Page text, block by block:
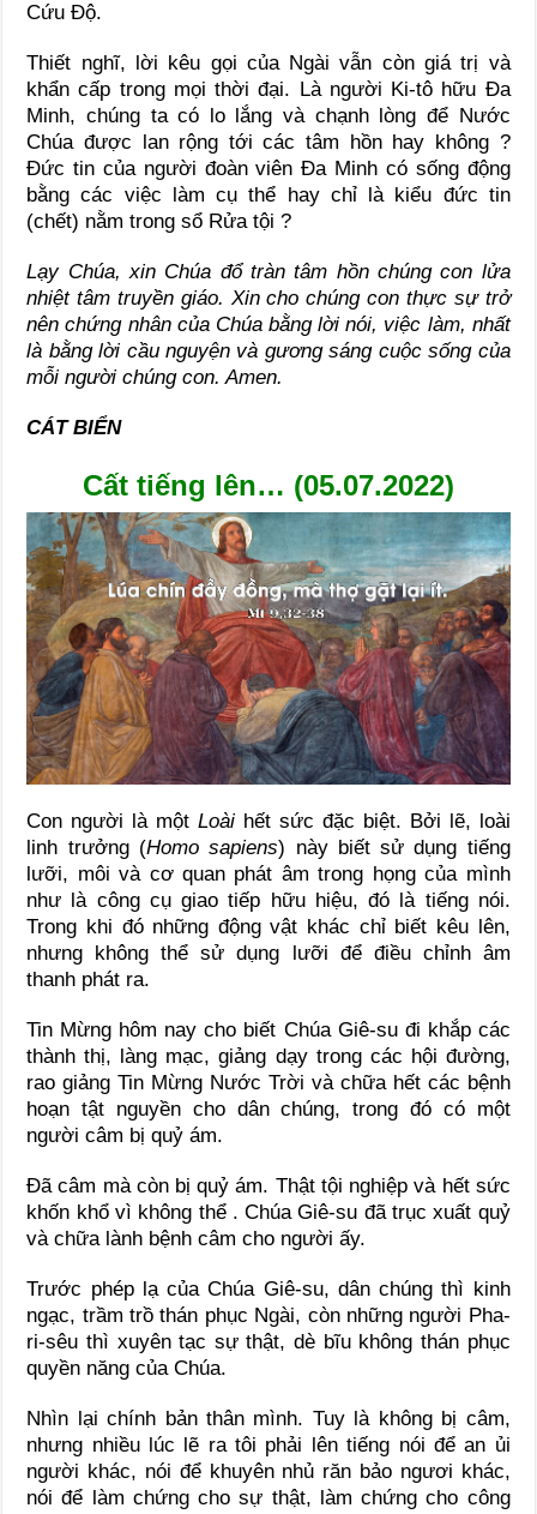
Cứu Độ.
Thiết nghĩ, lời kêu gọi của Ngài vẫn còn giá trị và
khẩn cấp trong mọi thời đại. Là người Ki-tô hữu Đa
Minh, chúng ta có lo lắng và chạnh lòng để Nước
Chúa được lan rộng tới các tâm hồn hay không ?
Ðức tin của người đoàn viên Đa Minh có sống động
bằng các việc làm cụ thể hay chỉ là kiểu đức tin
(chết) nằm trong sổ Rửa tội ?
Lạy Chúa, xin Chúa đổ tràn tâm hồn chúng con lửa
nhiệt tâm truyền giáo. Xin cho chúng con thực sự trở
nên chứng nhân của Chúa bằng lời nói, việc làm, nhất
là bằng lời cầu nguyện và gương sáng cuộc sống của
mỗi người chúng con. Amen.
CÁT BIỂN
Cất tiếng lên… (05.07.2022)
Con người là mộtLoài hết sức đặc biệt. Bởi lẽ, loài
linh trưởng (Homo sapiens) này biết sử dụng tiếng
lưỡi, môi và cơ quan phát âm trong họng của mình
như là công cụ giao tiếp hữu hiệu, đó là tiếng nói.
Trong khi đó những động vật khác chỉ biết kêu lên,
nhưng không thể sử dụng lưỡi để điều chỉnh âm
thanh phát ra.
Tin Mừng hôm nay cho biết Chúa Giê-su đi khắp các
thành thị, làng mạc, giảng dạy trong các hội đường,
rao giảng Tin Mừng Nước Trời và chữa hết các bệnh
hoạn tật nguyền cho dân chúng, trong đó có một
người câm bị quỷ ám.
Đã câm mà còn bị quỷ ám. Thật tội nghiệp và hết sức
khốn khổ vì không thể . Chúa Giê-su đã trục xuất quỷ
và chữa lành bệnh câm cho người ấy.
Trước phép lạ của Chúa Giê-su, dân chúng thì kinh
ngạc, trầm trồ thán phục Ngài, còn những người Pha-
ri-sêu thì xuyên tạc sự thật, dè bĩu không thán phục
quyền năng của Chúa.
Nhìn lại chính bản thân mình. Tuy là không bị câm,
nhưng nhiều lúc lẽ ra tôi phải lên tiếng nói để an ủi
người khác, nói để khuyên nhủ răn bảo ngươi khác,
nói để làm chứng cho sự thật, làm chứng cho công